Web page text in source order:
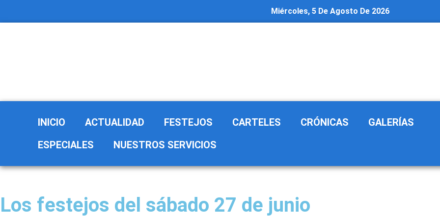
Miércoles, 5 De Agosto De 2026
INICIO ACTUALIDAD FESTEJOS CARTELES CRÓNICAS
GALERÍAS
ESPECIALES
NUESTROS SERVICIOS
Los festejos del sábado 27 de junio